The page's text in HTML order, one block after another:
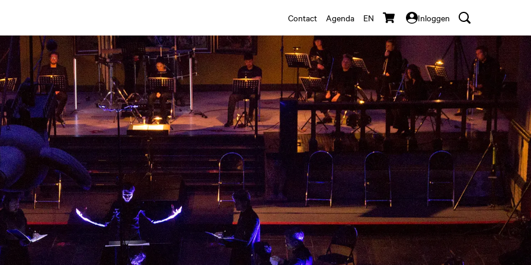
Contact Agenda EN Inloggen